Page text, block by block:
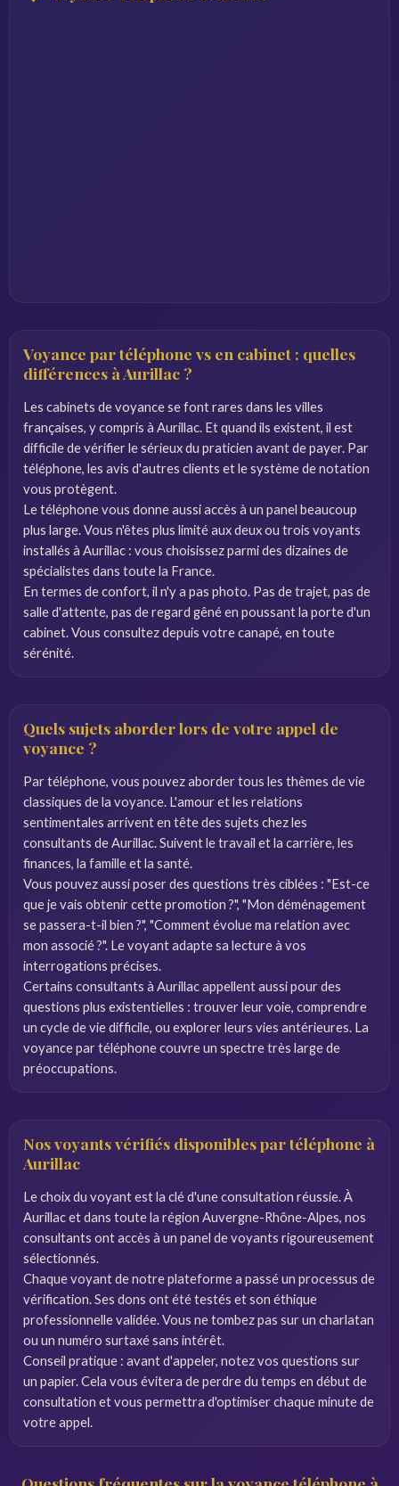
Voyance par téléphone vs en cabinet : quelles
différences à Aurillac ?
Les cabinets de voyance se font rares dans les villes
françaises, y compris à Aurillac. Et quand ils existent, il est
difficile de vérifier le sérieux du praticien avant de payer. Par
téléphone, les avis d'autres clients et le système de notation
vous protègent.
Le téléphone vous donne aussi accès à un panel beaucoup
plus large. Vous n'êtes plus limité aux deux ou trois voyants
installés à Aurillac : vous choisissez parmi des dizaines de
spécialistes dans toute la France.
En termes de confort, il n'y a pas photo. Pas de trajet, pas de
salle d'attente, pas de regard gêné en poussant la porte d'un
cabinet. Vous consultez depuis votre canapé, en toute
sérénité.
Quels sujets aborder lors de votre appel de
voyance ?
Par téléphone, vous pouvez aborder tous les thèmes de vie
classiques de la voyance. L'amour et les relations
sentimentales arrivent en tête des sujets chez les
consultants de Aurillac. Suivent le travail et la carrière, les
finances, la famille et la santé.
Vous pouvez aussi poser des questions très ciblées : "Est-ce
que je vais obtenir cette promotion ?", "Mon déménagement
se passera-t-il bien ?", "Comment évolue ma relation avec
mon associé ?". Le voyant adapte sa lecture à vos
interrogations précises.
Certains consultants à Aurillac appellent aussi pour des
questions plus existentielles : trouver leur voie, comprendre
un cycle de vie difficile, ou explorer leurs vies antérieures. La
voyance par téléphone couvre un spectre très large de
préoccupations.
Nos voyants vérifiés disponibles par téléphone à
Aurillac
Le choix du voyant est la clé d'une consultation réussie. À
Aurillac et dans toute la région Auvergne-Rhône-Alpes, nos
consultants ont accès à un panel de voyants rigoureusement
sélectionnés.
Chaque voyant de notre plateforme a passé un processus de
vérification. Ses dons ont été testés et son éthique
professionnelle validée. Vous ne tombez pas sur un charlatan
ou un numéro surtaxé sans intérêt.
Conseil pratique : avant d'appeler, notez vos questions sur
un papier. Cela vous évitera de perdre du temps en début de
consultation et vous permettra d'optimiser chaque minute de
votre appel.